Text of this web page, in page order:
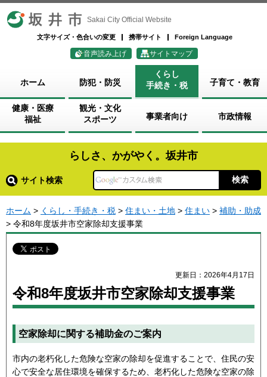
坂井市 Sakai City Official Website
文字サイズ・色合いの変更 携帯サイト Foreign Language
音声読み上げ サイトマップ
ホーム 防犯・防災
くらし
手続き・税
子育て・教育
健康・医療
福祉
観光・文化
スポーツ
事業者向け 市政情報
らしさ、かがやく。坂井市
サイト検索
ホーム > くらし・手続き・税 > 住まい・土地 > 住まい > 補助・助成
> 令和8年度坂井市空家除却支援事業
更新日：2026年4月17日
令和8年度坂井市空家除却支援事業
空家除却に関する補助金のご案内
市内の老朽化した危険な空家の除却を促進することで、住民の安
心で安全な居住環境を確保するため、老朽化した危険な空家の除